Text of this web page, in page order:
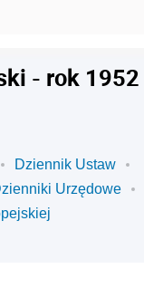
- rok 1952
Dziennik Ustaw
Urzędowe